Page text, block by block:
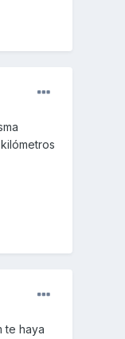
te haya